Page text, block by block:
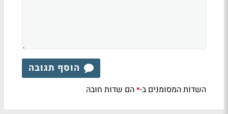
הוסף תגובה
השדות המסומנים ב-*הם שדות חובה